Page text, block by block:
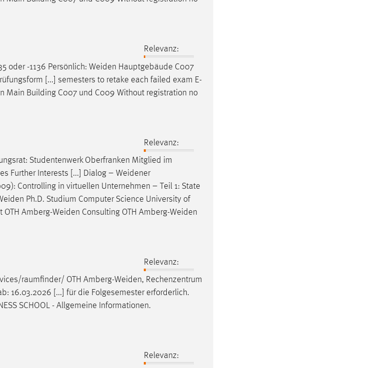
Relevanz:
oder -1136 Persönlich: Weiden Hauptgebäude C007
[...] semesters to retake each failed exam E-
Main Building C007 und C009 Without registration no
Relevanz:
Studentenwerk Oberfranken Mitglied im
Further Interests [...] Dialog – Weidener
Controlling in virtuellen Unternehmen – Teil 1: State
Ph.D. Studium Computer Science University of
OTH Amberg-Weiden Consulting OTH Amberg-Weiden
Relevanz:
raumfinder/ OTH Amberg-Weiden, Rechenzentrum
16.03.2026 [...] für die Folgesemester erforderlich.
SCHOOL - Allgemeine Informationen.
Relevanz: